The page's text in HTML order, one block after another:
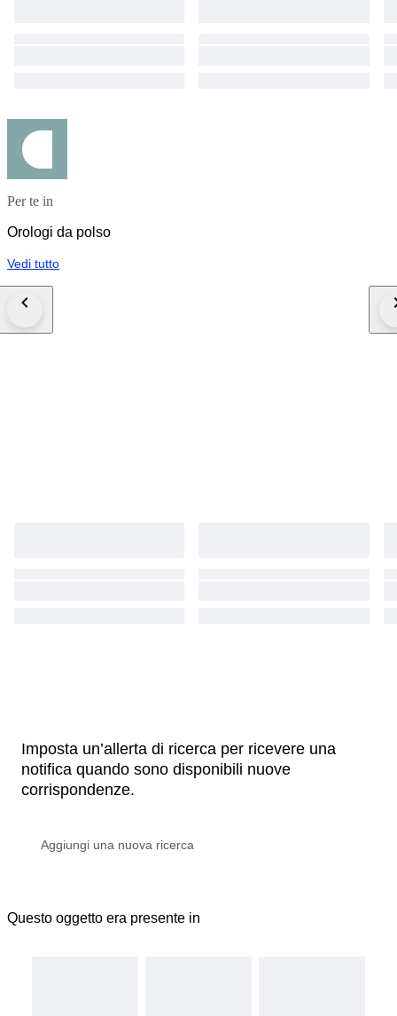
Per te in
Orologi da polso
Vedi tutto
Imposta un’allerta di ricerca per ricevere una
notifica quando sono disponibili nuove
corrispondenze.
Questo oggetto era presente in